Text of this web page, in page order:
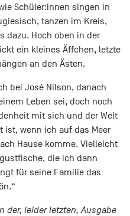
Schüler:innen singen in
tanzen im Kreis,
dazu. Hoch oben in der
ein kleines Äffchen, letzte
an den Ästen.
bei José Nilson, danach
Leben sei, doch noch
mit sich und der Welt
ist, wenn ich auf das Meer
Hause komme. Vielleicht
die ich dann
für seine Familie das
der, leider letzten, Ausgabe